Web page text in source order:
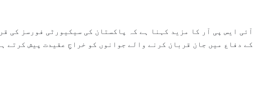
آئی ایس پی آر کا مزید کہنا ہے کہ پاکستان کی سیکیورٹی فورسز کی
کے دفاع میں جان قربان کرنے والے جوانوں کو خراجِ عقیدت پیش کرتے